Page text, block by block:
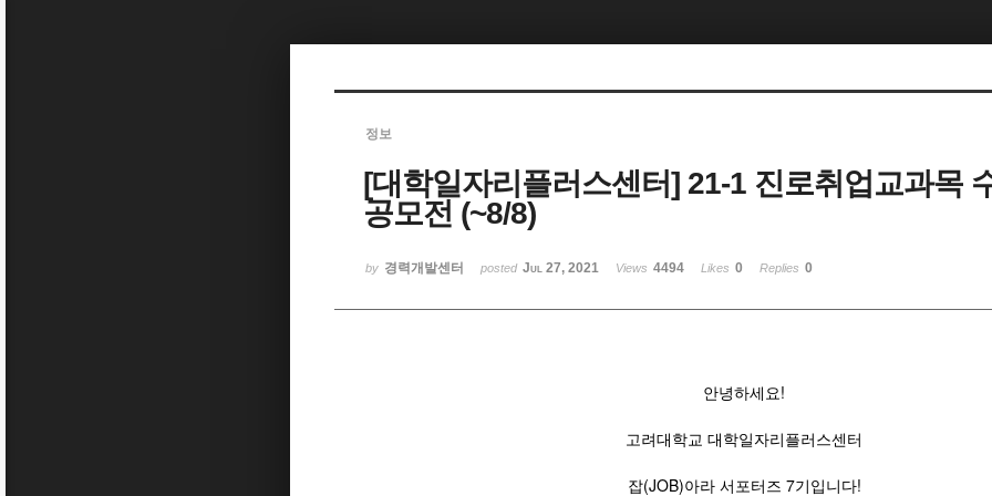
정보
[대학일자리플러스센터] 21-1 진로취업교과목
공모전 (~8/8)
by 경력개발센터 posted Jul 27, 2021 Views 4494 Likes 0 Replies 0
안녕하세요!
고려대학교 대학일자리플러스센터
잡(JOB)아라 서포터즈 7기입니다!
Sketchbook5, 스케치북5
Sketchbook5, 스케치북5